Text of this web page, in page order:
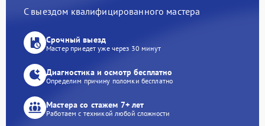
С выездом квалифицированного мастера
Срочный выезд
Мастер приедет уже через 30 минут
Диагностика и осмотр бесплатно
Определим причину поломки бесплатно
Мастера со стажем 7+ лет
Работаем с техникой любой сложности